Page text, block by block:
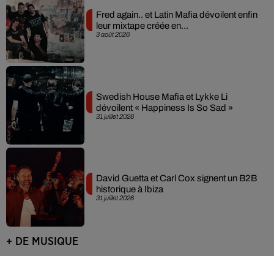
3 août 2026
Fred again.. et Latin Mafia dévoilent enfin
leur mixtape créée en...
31 juillet 2026
Swedish House Mafia et Lykke Li
dévoilent « Happiness Is So Sad »
31 juillet 2026
David Guetta et Carl Cox signent un B2B
historique à Ibiza
+ DE MUSIQUE